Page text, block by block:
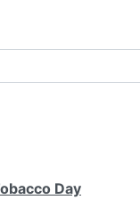
Day